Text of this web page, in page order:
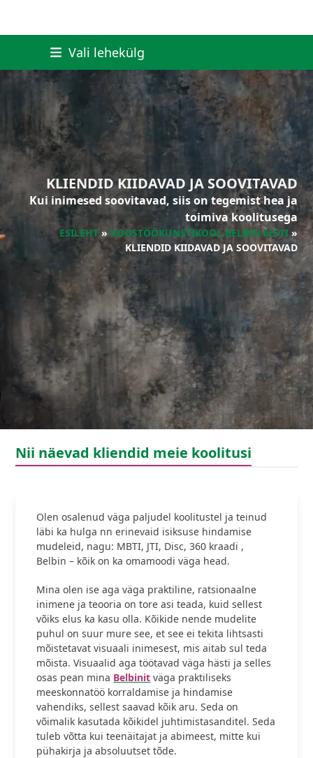
content
Vali lehekülg
KLIENDID KIIDAVAD JA SOOVITAVAD
Kui inimesed soovitavad, siis on tegemist hea ja
toimiva koolitusega
ESILEHT» KOOSTÖÖKUNSTIKOOL BELBIN EESTI»
KLIENDID KIIDAVAD JA SOOVITAVAD
Nii näevad kliendid meie koolitusi
Olen osalenud väga paljudel koolitustel ja teinud
läbi ka hulga nn erinevaid isiksuse hindamise
mudeleid, nagu: MBTI, JTI, Disc, 360 kraadi ,
Belbin – kõik on ka omamoodi väga head.
Mina olen ise aga väga praktiline, ratsionaalne
inimene ja teooria on tore asi teada, kuid sellest
võiks elus ka kasu olla. Kõikide nende mudelite
puhul on suur mure see, et see ei tekita lihtsasti
mõistetavat visuaali inimesest, mis aitab sul teda
mõista. Visuaalid aga töötavad väga hästi ja selles
osas pean mina Belbinit väga praktiliseks
meeskonnatöö korraldamise ja hindamise
vahendiks, sellest saavad kõik aru. Seda on
võimalik kasutada kõikidel juhtimistasanditel. Seda
tuleb võtta kui teenäitajat ja abimeest, mitte kui
pühakirja ja absoluutset tõde.